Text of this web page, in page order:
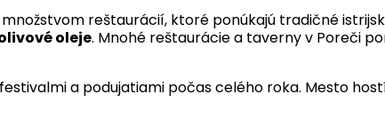
reštaurácií, ktoré ponúkajú tradičné
oleje. Mnohé reštaurácie a taverny v Poreči
a podujatiami počas celého roka. Mesto